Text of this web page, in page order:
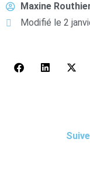
Maxine
Modifié le 2